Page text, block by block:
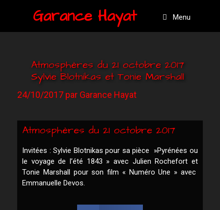
Garance Hayat Menu
Atmosphères du 21 octobre 2017
Sylvie Blotnikas et Tonie Marshall
24/10/2017 par Garance Hayat
Atmosphères du 21 octobre 2017
Invitées : Sylvie Blotnikas pour sa pièce »Pyrénées ou
le voyage de l’été 1843 » avec Julien Rochefort et
Tonie Marshall pour son film « Numéro Une » avec
Emmanuelle Devos.